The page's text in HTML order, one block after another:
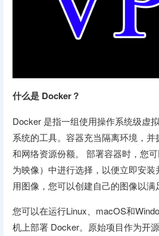
什么是 Docker？
Docker 是指一组使用操作系统级虚
系统的工具。容器充当隔离环境，
和网络资源份额。 部署容器时，您
为映像）中进行选择，以便立即安
用图像，您可以创建自己的图像以满
您可以在运行Linux、macOS和
机上部署 Docker。原始项目作为开